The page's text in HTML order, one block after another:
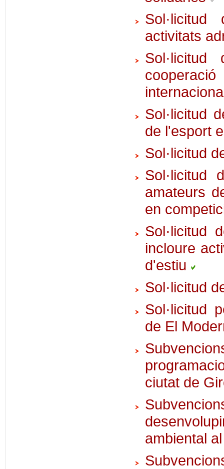
activitats
Sol·licitud
de l'esport
Sol·licitud
Sol·licitud
amateurs
en
Sol·licitud
incloure
d'estiu
Sol·licitud
Sol·licitud
de El
ciutat de
ambiental